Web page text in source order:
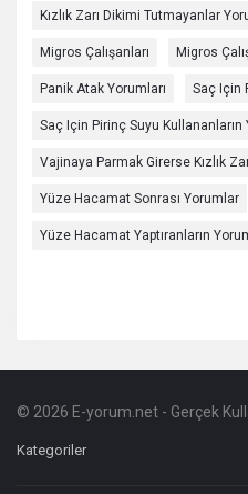
Kızlık Zarı Dikimi Tutmayanlar
Migros Çalışanları Migros
Panik Atak Yorumları Saç Için
Saç Için Pirinç Suyu Kullananların
Vajinaya Parmak Girerse Kızlık
Yüze Hacamat Sonrası Yorumlar
Yüze Hacamat Yaptıranların
Footer
Hakkında
© 2026 E-yorum.net - Gerçek
Kategoriler